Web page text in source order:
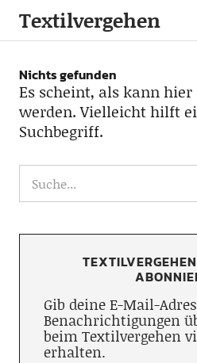
Textilvergehen
Nichts gefunden
Es scheint, als kann
werden. Vielleicht hilft
Suchbegriff.
Gib deine E-Mail-
Benachrichtigungen
beim Textilvergehen
erhalten.